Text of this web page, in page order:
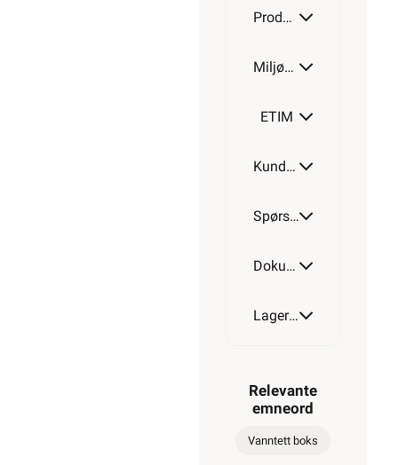
Produktdetaljer
Miljøparametere
ETIM
Kundeomtale
Spørsmål og svar
Dokumentasjon
Lagerstatus
Relevante
emneord
Vanntett boks